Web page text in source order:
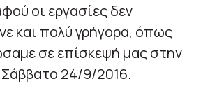
οι εργασίες δεν
και πολύ γρήγορα, όπως
σε επίσκεψή μας στην
24/9/2016.